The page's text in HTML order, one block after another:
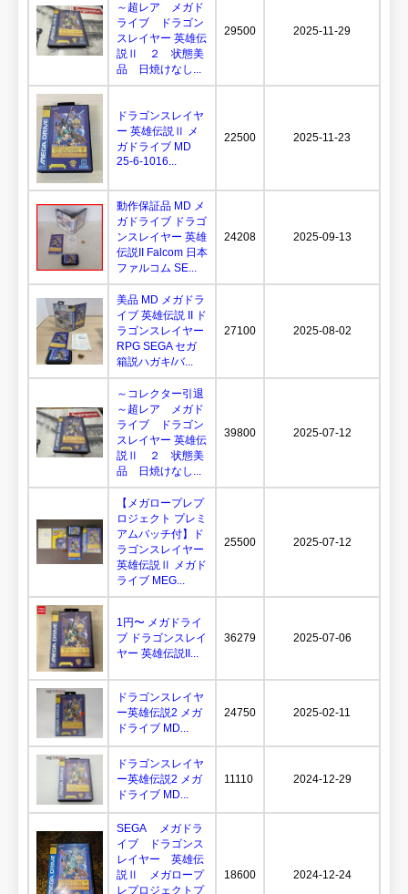
～超レア メガド
ライブ ドラゴン
スレイヤー 英雄伝
説Ⅱ ２ 状態美
品 日焼けなし...
29500 2025-11-29
ドラゴンスレイヤ
ー 英雄伝説Ⅱ メ
ガドライブ MD
25-6-1016...
22500 2025-11-23
動作保証品 MD メ
ガドライブ ドラゴ
ンスレイヤー 英雄
伝説II Falcom 日本
ファルコム SE...
24208 2025-09-13
美品 MD メガドラ
イブ 英雄伝説 II ド
ラゴンスレイヤー
RPG SEGA セガ
箱説ハガキ/バ...
27100 2025-08-02
～コレクター引退
～超レア メガド
ライブ ドラゴン
スレイヤー 英雄伝
説Ⅱ ２ 状態美
品 日焼けなし...
39800 2025-07-12
【メガロープレプ
ロジェクト プレミ
アムバッチ付】ド
ラゴンスレイヤー
英雄伝説Ⅱ メガド
ライブ MEG...
25500 2025-07-12
1円〜 メガドライ
ブ ドラゴンスレイ
ヤー 英雄伝説II...
36279 2025-07-06
ドラゴンスレイヤ
ー英雄伝説2 メガ
ドライブ MD...
24750 2025-02-11
ドラゴンスレイヤ
ー英雄伝説2 メガ
ドライブ MD...
11110 2024-12-29
SEGA メガドラ
イブ ドラゴンス
レイヤー 英雄伝
説Ⅱ メガロープ
レプロジェクトプ
18600 2024-12-24